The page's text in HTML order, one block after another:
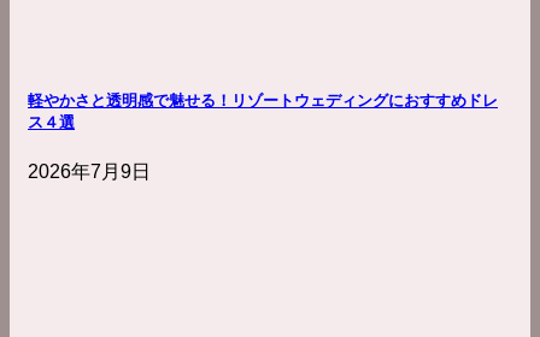
軽やかさと透明感で魅せる！リゾートウェディングにおすすめドレ
ス４選
2026年7月9日